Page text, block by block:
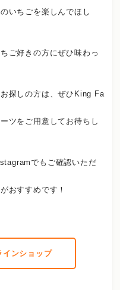
いちごを楽しんでほし
ご好きの方にぜひ味わっ
探しの方は、ぜひKing Fa
ツをご用意してお待ちし
でもご確認いただ
おすすめです！
インショップ